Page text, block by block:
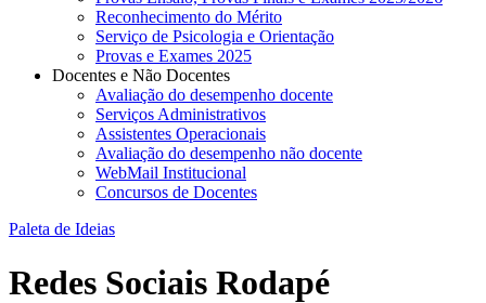
Reconhecimento do Mérito
Serviço de Psicologia e Orientação
Provas e Exames 2025
Docentes e Não Docentes
Avaliação do desempenho docente
Serviços Administrativos
Assistentes Operacionais
Avaliação do desempenho não docente
WebMail Institucional
Concursos de Docentes
Paleta de Ideias
Redes Sociais Rodapé